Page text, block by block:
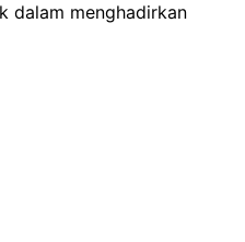
dalam menghadirkan